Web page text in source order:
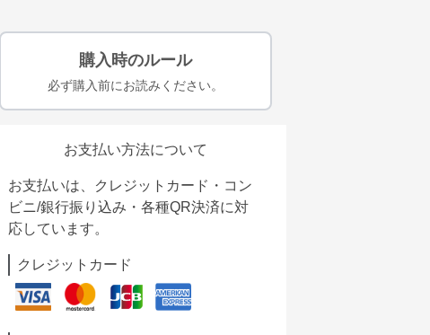
購入時のルール
必ず購入前にお読みください。
お支払い方法について
お支払いは、クレジットカード・コン
ビニ/銀行振り込み・各種QR決済に対
応しています。
クレジットカード